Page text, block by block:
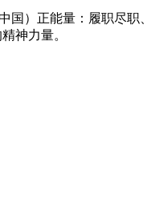
国）正能量：履职尽
神力量。